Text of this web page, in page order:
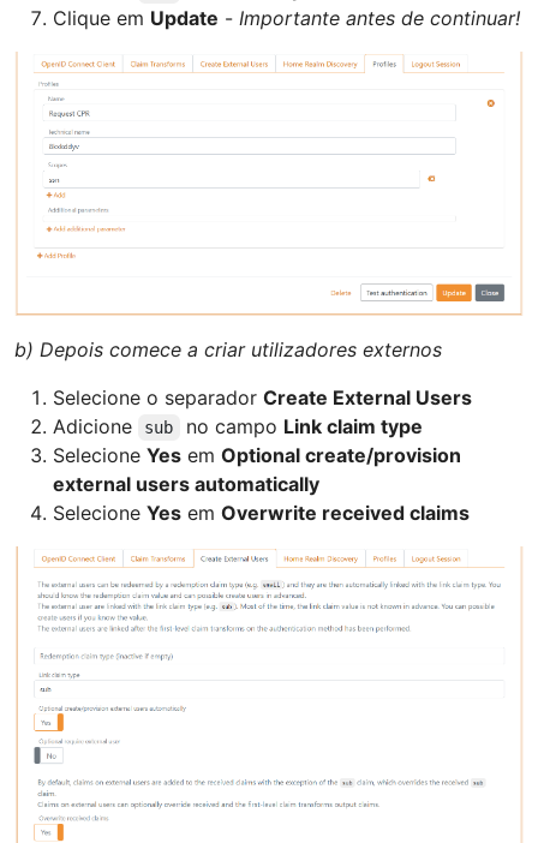
Clique em Update - Importante antes de continuar!
b) Depois comece a criar utilizadores externos
Selecione o separador Create External Users
Adicione
sub no campo Link claim type
Selecione Yes em Optional create/provision
external users automatically
Selecione Yes em Overwrite received claims